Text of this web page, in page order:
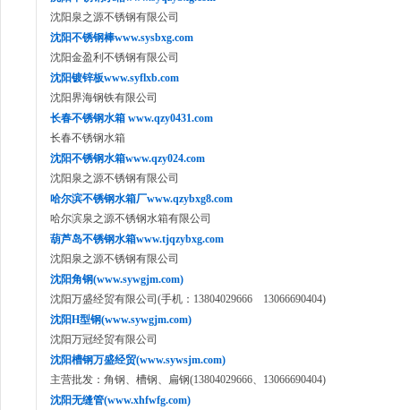
沈阳泉之源不锈钢有限公司
沈阳不锈钢棒www.sysbxg.com
沈阳金盈利不锈钢有限公司
沈阳镀锌板www.syflxb.com
沈阳界海钢铁有限公司
长春不锈钢水箱 www.qzy0431.com
长春不锈钢水箱
沈阳不锈钢水箱www.qzy024.com
沈阳泉之源不锈钢有限公司
哈尔滨不锈钢水箱厂www.qzybxg8.com
哈尔滨泉之源不锈钢水箱有限公司
葫芦岛不锈钢水箱www.tjqzybxg.com
沈阳泉之源不锈钢有限公司
沈阳角钢(www.sywgjm.com)
沈阳万盛经贸有限公司(手机：13804029666 13066690404)
沈阳H型钢(www.sywgjm.com)
沈阳万冠经贸有限公司
沈阳槽钢万盛经贸(www.sywsjm.com)
主营批发：角钢、槽钢、扁钢(13804029666、13066690404)
沈阳无缝管(www.xhfwfg.com)